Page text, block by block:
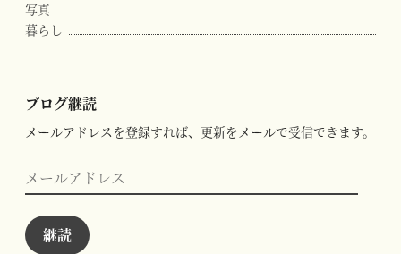
写真
暮らし
ブログ継読
メールアドレスを登録すれば、更新をメールで受信できます。
ー
ル
ア
ド
レ
継読